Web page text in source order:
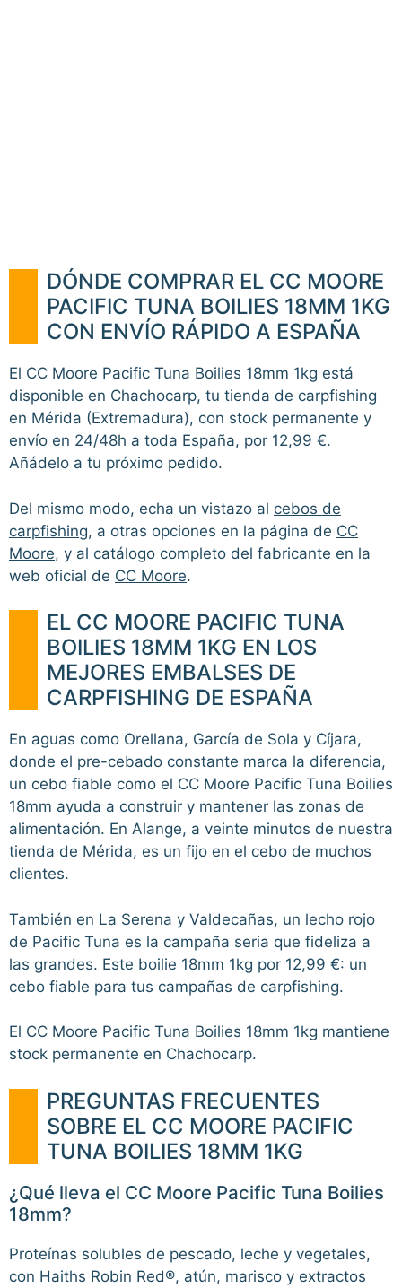
DÓNDE COMPRAR EL CC MOORE
PACIFIC TUNA BOILIES 18MM 1KG
CON ENVÍO RÁPIDO A ESPAÑA
El CC Moore Pacific Tuna Boilies 18mm 1kg está
disponible en Chachocarp, tu tienda de carpfishing
en Mérida (Extremadura), con stock permanente y
envío en 24/48h a toda España, por 12,99 €.
Añádelo a tu próximo pedido.
Del mismo modo, echa un vistazo al cebos de
carpfishing, a otras opciones en la página de CC
Moore, y al catálogo completo del fabricante en la
web oficial de CC Moore.
EL CC MOORE PACIFIC TUNA
BOILIES 18MM 1KG EN LOS
MEJORES EMBALSES DE
CARPFISHING DE ESPAÑA
En aguas como Orellana, García de Sola y Cíjara,
donde el pre-cebado constante marca la diferencia,
un cebo fiable como el CC Moore Pacific Tuna Boilies
18mm ayuda a construir y mantener las zonas de
alimentación. En Alange, a veinte minutos de nuestra
tienda de Mérida, es un fijo en el cebo de muchos
clientes.
También en La Serena y Valdecañas, un lecho rojo
de Pacific Tuna es la campaña seria que fideliza a
las grandes. Este boilie 18mm 1kg por 12,99 €: un
cebo fiable para tus campañas de carpfishing.
El CC Moore Pacific Tuna Boilies 18mm 1kg mantiene
stock permanente en Chachocarp.
PREGUNTAS FRECUENTES
SOBRE EL CC MOORE PACIFIC
TUNA BOILIES 18MM 1KG
¿Qué lleva el CC Moore Pacific Tuna Boilies
18mm?
Proteínas solubles de pescado, leche y vegetales,
con Haiths Robin Red®, atún, marisco y extractos